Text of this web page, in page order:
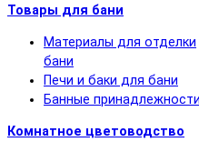
Товары для бани
Материалы для отделки
бани
Печи и баки для бани
Банные принадлежности
Комнатное цветоводство